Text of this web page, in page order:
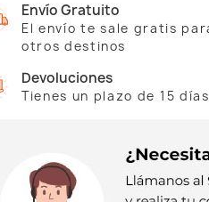
Envío Gratuito
El envío te sale gratis
otros destinos
Devoluciones
Tienes un plazo de 15